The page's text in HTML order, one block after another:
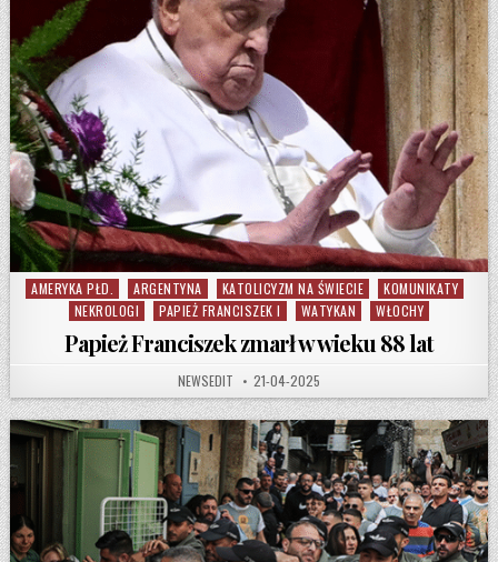
Posted in
AMERYKA PŁD. ARGENTYNA KATOLICYZM NA ŚWIECIE
KOMUNIKATY
NEKROLOGI
PAPIEŻ FRANCISZEK I WATYKAN WŁOCHY
Papież Franciszek zmarł w wieku 88 lat
AUTHOR:
NEWSEDIT PUBLISHED DATE:
21-04-2025